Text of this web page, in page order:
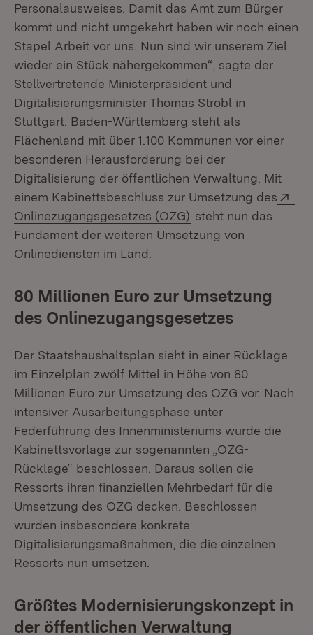
Personalausweises. Damit das Amt zum Bürger
kommt und nicht umgekehrt haben wir noch einen
Stapel Arbeit vor uns. Nun sind wir unserem Ziel
wieder ein Stück nähergekommen“, sagte der
Stellvertretende Ministerpräsident und
Digitalisierungsminister Thomas Strobl in
Stuttgart. Baden-Württemberg steht als
Flächenland mit über 1.100 Kommunen vor einer
besonderen Herausforderung bei der
Digitalisierung der öffentlichen Verwaltung. Mit
einem Kabinettsbeschluss zur Umsetzung des
Onlinezugangsgesetzes (OZG) (Öffnet in neuem
steht nun das
Fundament der weiteren Umsetzung von
Onlinediensten im Land.
80 Millionen Euro zur Umsetzung
des Onlinezugangsgesetzes
Der Staatshaushaltsplan sieht in einer Rücklage
im Einzelplan zwölf Mittel in Höhe von 80
Millionen Euro zur Umsetzung des OZG vor. Nach
intensiver Ausarbeitungsphase unter
Federführung des Innenministeriums wurde die
Kabinettsvorlage zur sogenannten „OZG-
Rücklage“ beschlossen. Daraus sollen die
Ressorts ihren finanziellen Mehrbedarf für die
Umsetzung des OZG decken. Beschlossen
wurden insbesondere konkrete
Digitalisierungsmaßnahmen, die die einzelnen
Ressorts nun umsetzen.
Größtes Modernisierungskonzept in
der öffentlichen Verwaltung